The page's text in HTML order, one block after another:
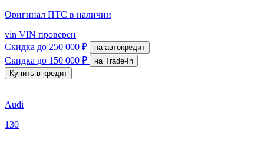
Оригинал ПТС в наличии
vin VIN проверен
Скидка до 250 000 ₽ на автокредит
Скидка до 150 000 ₽
на Trade-In
Купить в кредит
Audi
130